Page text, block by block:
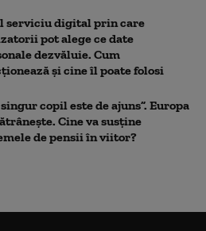
serviciu digital prin care
pot alege ce date
dezvăluie. Cum
și cine îl poate folosi
copil este de ajuns”. Europa
Cine va susține
de pensii în viitor?